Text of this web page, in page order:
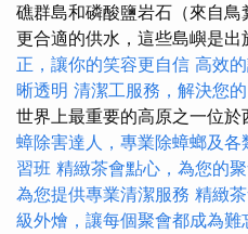
礁群島和磷酸鹽岩石（來自
更合適的供水，這些島嶼是出
正，讓你的笑容更自信 高效
晰透明 清潔工服務，解決您
世界上最重要的高原之一位於
蟑除害達人，專業除蟑螂及各
習班 精緻茶會點心，為您的
為您提供專業清潔服務 精緻
級外燴，讓每個聚會都成為難